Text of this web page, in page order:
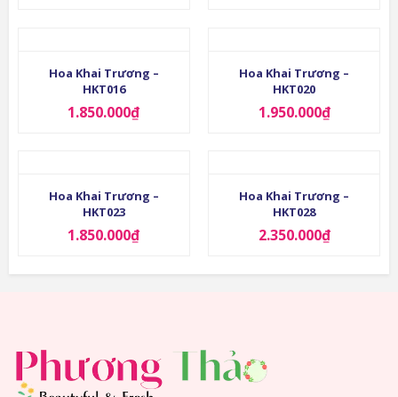
Hoa Khai Trương –
HKT016
1.850.000₫
Hoa Khai Trương –
HKT020
1.950.000₫
Hoa Khai Trương –
HKT023
1.850.000₫
Hoa Khai Trương –
HKT028
2.350.000₫